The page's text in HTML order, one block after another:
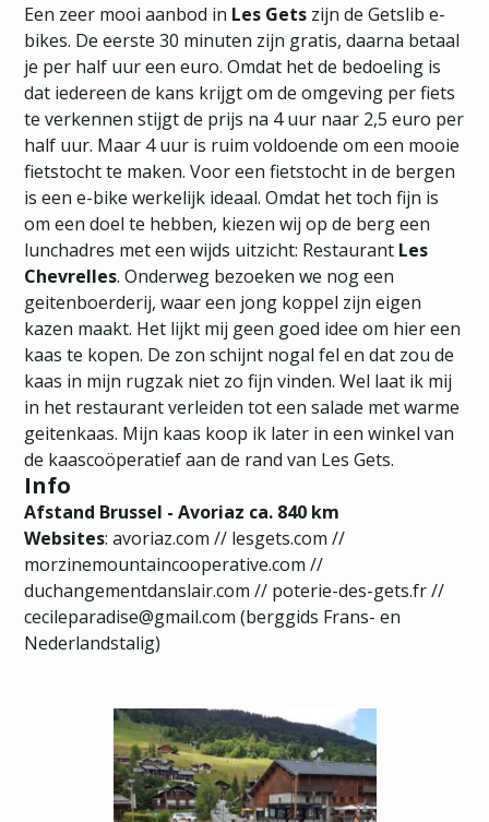
Een zeer mooi aanbod in Les Gets zijn de Getslib e-
bikes. De eerste 30 minuten zijn gratis, daarna betaal
je per half uur een euro. Omdat het de bedoeling is
dat iedereen de kans krijgt om de omgeving per fiets
te verkennen stijgt de prijs na 4 uur naar 2,5 euro per
half uur. Maar 4 uur is ruim voldoende om een mooie
fietstocht te maken. Voor een fietstocht in de bergen
is een e-bike werkelijk ideaal. Omdat het toch fijn is
om een doel te hebben, kiezen wij op de berg een
lunchadres met een wijds uitzicht: Restaurant Les
Chevrelles. Onderweg bezoeken we nog een
geitenboerderij, waar een jong koppel zijn eigen
kazen maakt. Het lijkt mij geen goed idee om hier een
kaas te kopen. De zon schijnt nogal fel en dat zou de
kaas in mijn rugzak niet zo fijn vinden. Wel laat ik mij
in het restaurant verleiden tot een salade met warme
geitenkaas. Mijn kaas koop ik later in een winkel van
de kaascoöperatief aan de rand van Les Gets.
Info
Afstand Brussel - Avoriaz ca. 840 km
Websites:avoriaz.com // lesgets.com //
morzinemountaincooperative.com //
duchangementdanslair.com // poterie-des-gets.fr//
cecileparadise@gmail.com (berggids Frans- en
Nederlandstalig)